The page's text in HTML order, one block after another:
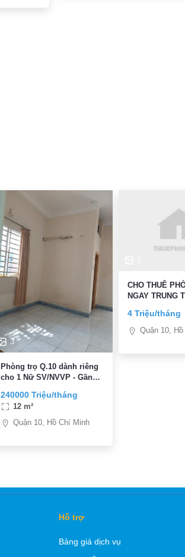
3
Phòng trọ Q.10 dành riêng
cho 1 Nữ SV/NVVP - Gần
Tổ
240000 Triệu/tháng
12 m²
Quận 10, Hồ Chí Minh
CHO THUÊ
NGAY TRUNG
4 Triệu/tháng
Quận 10,
Hỗ trợ
Bảng giá dịch vụ